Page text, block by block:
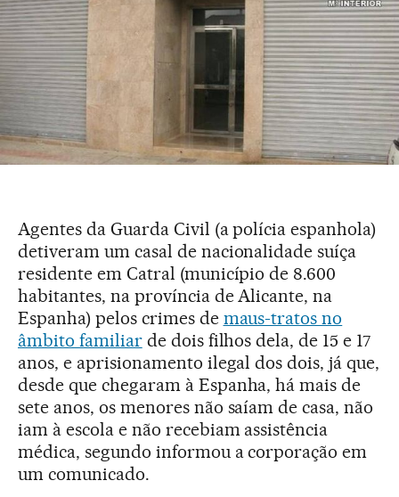
Agentes da Guarda Civil (a polícia espanhola)
detiveram um casal de nacionalidade suíça
residente em Catral (município de 8.600
habitantes, na província de Alicante, na
Espanha) pelos crimes de maus-tratos no
âmbito familiarde dois filhos dela, de 15 e 17
anos, e aprisionamento ilegal dos dois, já que,
desde que chegaram à Espanha, há mais de
sete anos, os menores não saíam de casa, não
iam à escola e não recebiam assistência
médica, segundo informou a corporação em
um comunicado.